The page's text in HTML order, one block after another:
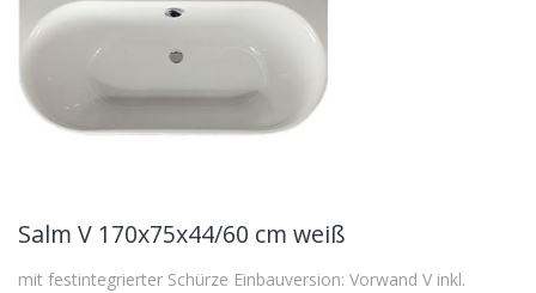
Salm V 170x75x44/60 cm weiß
mit festintegrierter Schürze Einbauversion: Vorwand V inkl.